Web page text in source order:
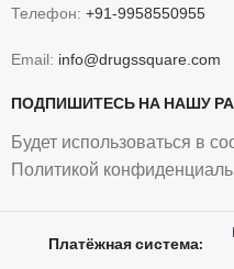
Телефон: +91-9958550955
Email: info@drugssquare.com
ПОДПИШИТЕСЬ НА НАШУ
Будет использоваться в
Политикой
Платёжная система: